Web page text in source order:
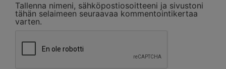
Tallenna nimeni, sähköpostiosoitteeni ja sivustoni
tähän selaimeen seuraavaa kommentointikertaa
varten.